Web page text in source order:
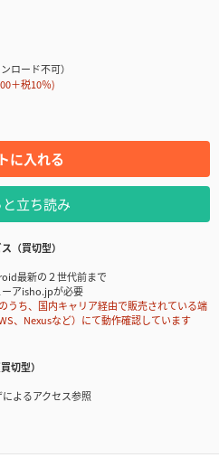
ロード不可）
＋税10％)
に入れる
立ち読み
（買切型）
最新の２世代前まで
アisho.jpが必要
ち、国内キャリア経由で販売されている端
、Nexusなど）にて動作確認しています
切型）
よるアクセス参照